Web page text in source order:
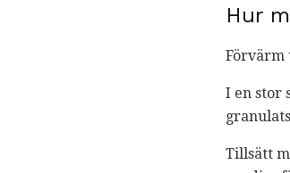
Hur
Förvärm
I en stor
Tillsätt